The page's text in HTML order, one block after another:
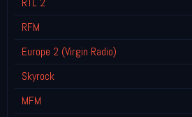
RFM
Europe 2 (Virgin Radio)
Skyrock
MFM